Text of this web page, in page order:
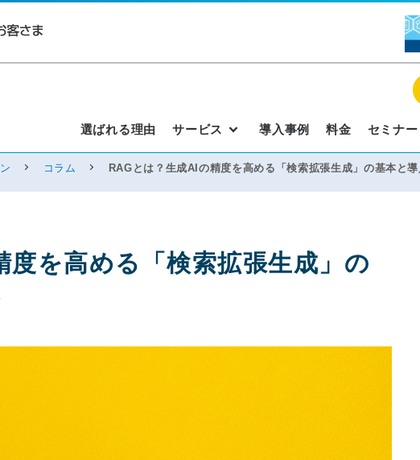
選ばれる理由 サービス 導入事例 料金 セミナー
コラム RAGとは？生成AIの精度を高める「検索拡張生成」の基本と導
を高める「検索拡張生成」の